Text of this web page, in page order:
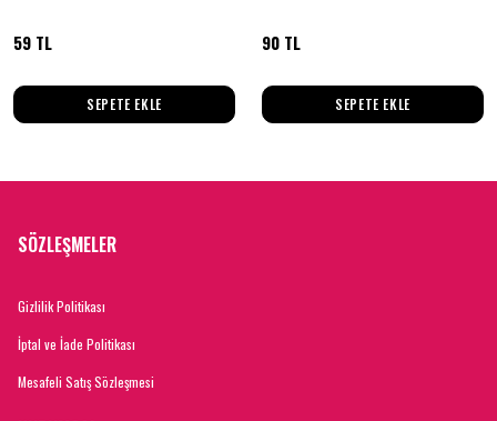
59 TL
SEPETE EKLE
90 TL
SEPETE EKLE
SÖZLEŞMELER
Gizlilik Politikası
İptal ve İade Politikası
Mesafeli Satış Sözleşmesi